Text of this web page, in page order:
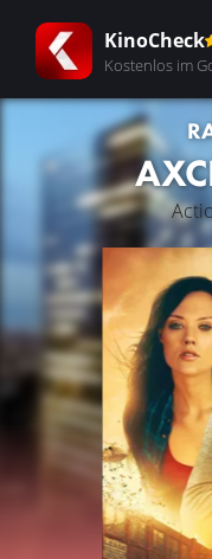
KinoCheck
Kostenlos im